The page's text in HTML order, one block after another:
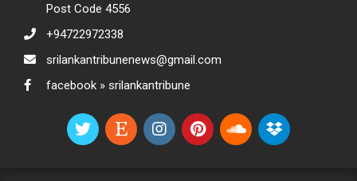
Post Code 4556
+94722972338
srilankantribunenews@gmail.com
facebook » srilankantribune